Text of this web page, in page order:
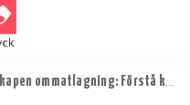
om matlagning: Förstå kemin bakom dina favoriträtter